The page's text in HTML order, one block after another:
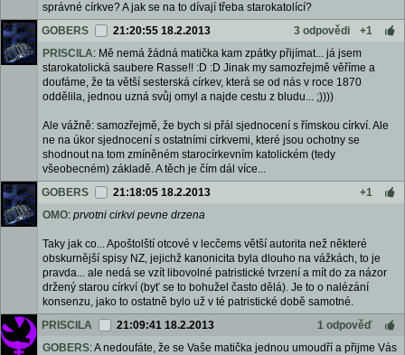
správné církve? A jak se na to dívají třeba starokatolící?
GOBERS
21:20:55 18.2.2013 3 odpovědi
+1
PRISCILA: Mě nemá žádná matička kam zpátky přijímat... já jsem
starokatolická saubere Rasse!! :D :D Jinak my samozřejmě věříme a
doufáme, že ta větší sesterská církev, která se od nás v roce 1870
oddělila, jednou uzná svůj omyl a najde cestu z bludu... ;))))
Ale vážně: samozřejmě, že bych si přál sjednocení s římskou církví. Ale
ne na úkor sjednocení s ostatními církvemi, které jsou ochotny se
shodnout na tom zmíněném starocírkevním katolickém (tedy
všeobecném) základě. A těch je čím dál více...
GOBERS
21:18:05 18.2.2013
+1
OMO: prvotni cirkvi pevne drzena
Taky jak co... Apoštolští otcové v lecčems větší autorita než některé
obskurnější spisy NZ, jejichž kanonicita byla dlouho na vážkách, to je
pravda... ale nedá se vzít libovolné patristické tvrzení a mít do za názor
držený starou církví (byť se to bohužel často dělá). Je to o nalézání
konsenzu, jako to ostatně bylo už v té patristické době samotné.
PRISCILA
21:09:41 18.2.2013
1 odpověď
GOBERS: A nedoufáte, že se Vaše matička jednou umoudří a přijme Vás